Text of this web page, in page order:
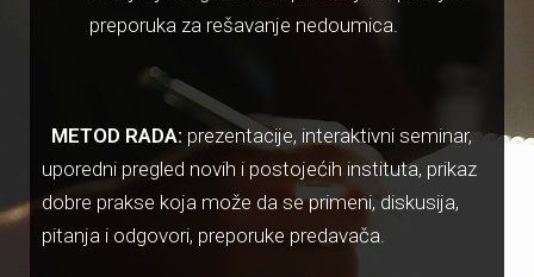
preporuka za rešavanje nedoumica.
METOD RADA: prezentacije, interaktivni seminar,
uporedni pregled novih i postojećih instituta, prikaz
dobre prakse koja može da se primeni, diskusija,
pitanja i odgovori, preporuke predavača.